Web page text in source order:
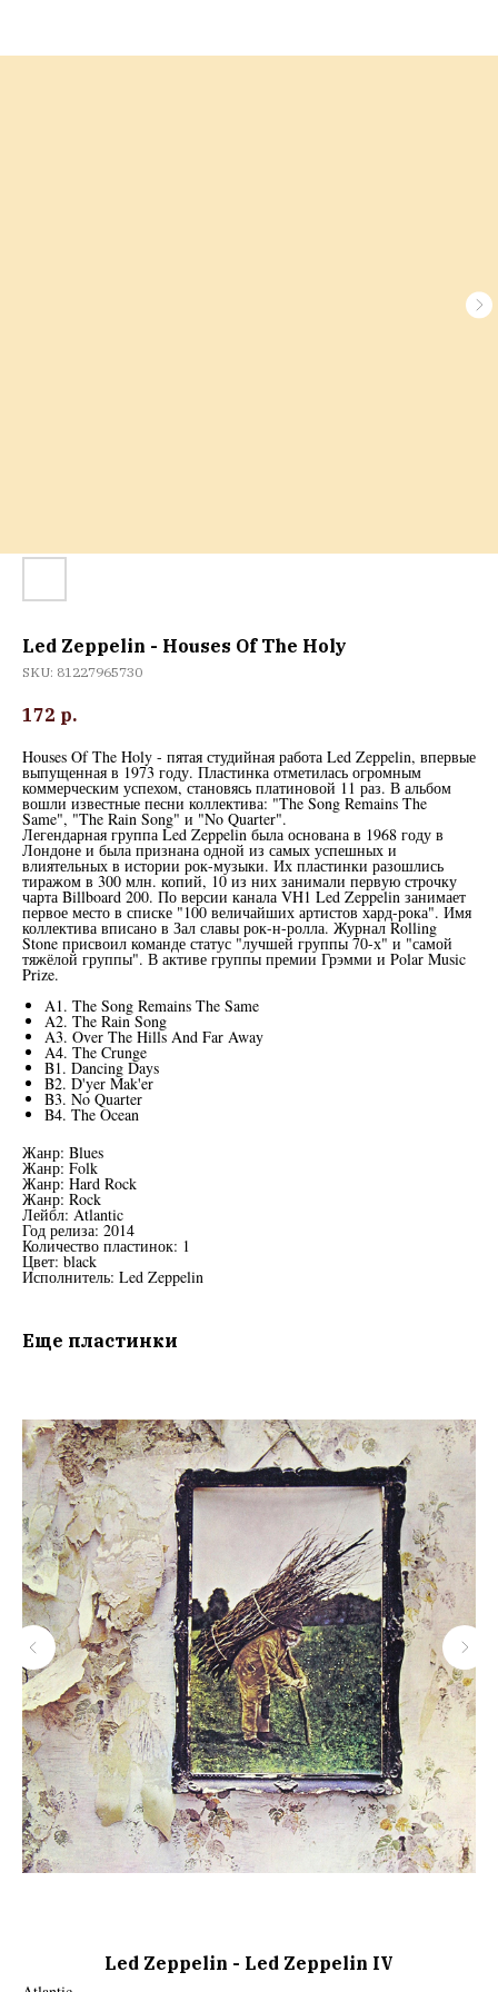
Led Zeppelin - Houses Of The Holy
SKU: 81227965730
172 р.
Houses Of The Holy - пятая студийная работа Led Zeppelin, впервые
выпущенная в 1973 году. Пластинка отметилась огромным
коммерческим успехом, становясь платиновой 11 раз. В альбом
вошли известные песни коллектива: "The Song Remains The
Same", "The Rain Song" и "No Quarter".
Легендарная группа Led Zeppelin была основана в 1968 году в
Лондоне и была признана одной из самых успешных и
влиятельных в истории рок-музыки. Их пластинки разошлись
тиражом в 300 млн. копий, 10 из них занимали первую строчку
чарта Billboard 200. По версии канала VH1 Led Zeppelin занимает
первое место в списке "100 величайших артистов хард-рока". Имя
коллектива вписано в Зал славы рок-н-ролла. Журнал Rolling
Stone присвоил команде статус "лучшей группы 70-х" и "самой
тяжёлой группы". В активе группы премии Грэмми и Polar Music
Prize.
A1. The Song Remains The Same
A2. The Rain Song
A3. Over The Hills And Far Away
A4. The Crunge
B1. Dancing Days
B2. D'yer Mak'er
B3. No Quarter
B4. The Ocean
Жанр: Blues
Жанр: Folk
Жанр: Hard Rock
Жанр: Rock
Лейбл: Atlantic
Год релиза: 2014
Количество пластинок: 1
Цвет: black
Исполнитель: Led Zeppelin
Еще пластинки
Led Zeppelin - Led Zeppelin IV